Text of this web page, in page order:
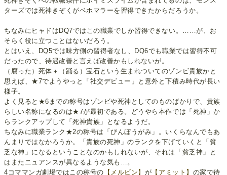
ターズでは死神きぞくがベホマラーを習得できたからだろうか。
ちなみにヒャドはDQ7ではこの職業でしか習得できない。……が、お
そらく役に立つことはないだろう。
とはいえ、DQ5では味方側の習得者なし、DQ6でも職業では習得不可
だったので、待遇改善と言えば改善かもしれないが。
（腐った）死体＋（踊る）宝石という生まれついてのゾンビ貴族かと
思えば、★7でようやっと「社交デビュー」と意外と下積み時代が長い
様子。
よく見ると★6までの称号はゾンビや死神としてのものばかりで、貴族
らしい名称になるのは★7が最初である。どうやら本作では「死神」か
らランクアップして「死神貴族」となるようだ。
ちなみに職業ランク★2の称号は「びんぼうがみ」。いくらなんでもあ
んまりではなかろうか。「貴族の死神」のランクを下げていくと「貧
乏な神」になるということなのかもしれないが、それは「貧乏神」と
はまたニュアンスが異なるような気も…。
4コママンガ劇場ではこの称号の 【メルビン】 が 【アミット】 の家で待